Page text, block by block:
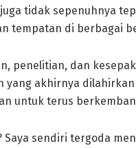
tidak sepenuhnya
tempatan di berbagai
penelitian, dan
yang akhirnya
untuk terus
Saya sendiri tergoda